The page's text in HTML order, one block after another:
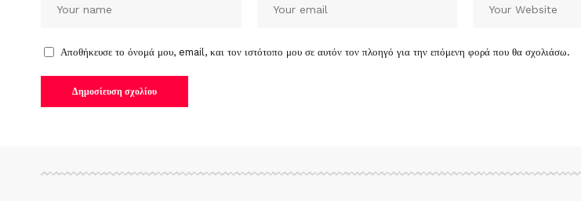
Αποθήκευσε το όνομά μου, email, και τον ιστότοπο μου σε αυτόν τον πλοηγό για την επόμενη φορά που θα σχολιάσω.